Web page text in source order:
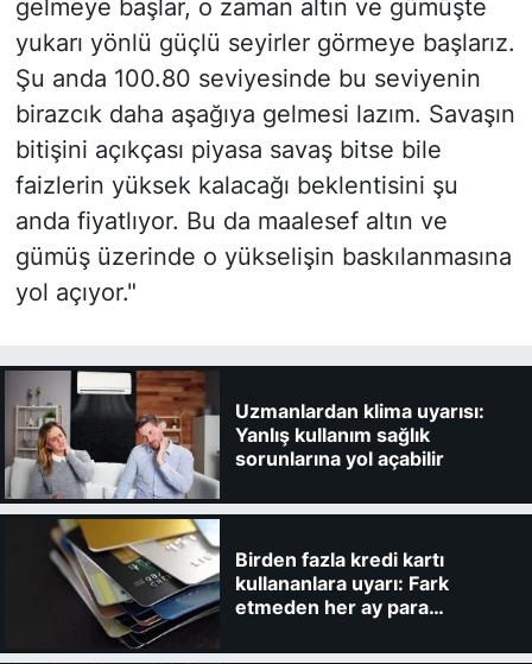
gelmeye başlar, o zaman altın ve gümüşte
yukarı yönlü güçlü seyirler görmeye başlarız.
Şu anda 100.80 seviyesinde bu seviyenin
birazcık daha aşağıya gelmesi lazım. Savaşın
bitişini açıkçası piyasa savaş bitse bile
faizlerin yüksek kalacağı beklentisini şu
anda fiyatlıyor. Bu da maalesef altın ve
gümüş üzerinde o yükselişin baskılanmasına
yol açıyor."
Uzmanlardan klima uyarısı:
Yanlış kullanım sağlık
sorunlarına yol açabilir
Birden fazla kredi kartı
kullananlara uyarı: Fark
etmeden her ay para